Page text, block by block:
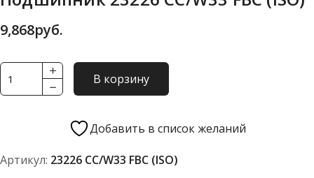
9,868руб.
Количество
товара
FBC
В корзину
Добавить в список желаний
Артикул: 23226 CC/W33 FBC (ISO)